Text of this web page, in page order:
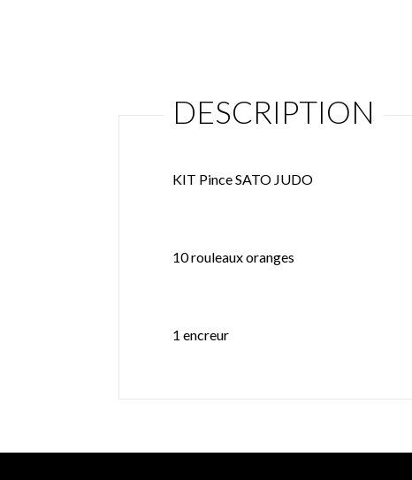
DESCRIPTION
KIT Pince SATO JUDO
10 rouleaux oranges
1 encreur